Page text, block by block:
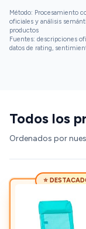
Método: Procesamiento
oficiales y análisis
productos
Fuentes: descripciones
datos de rating,
Todos los
Ordenados por
⭐